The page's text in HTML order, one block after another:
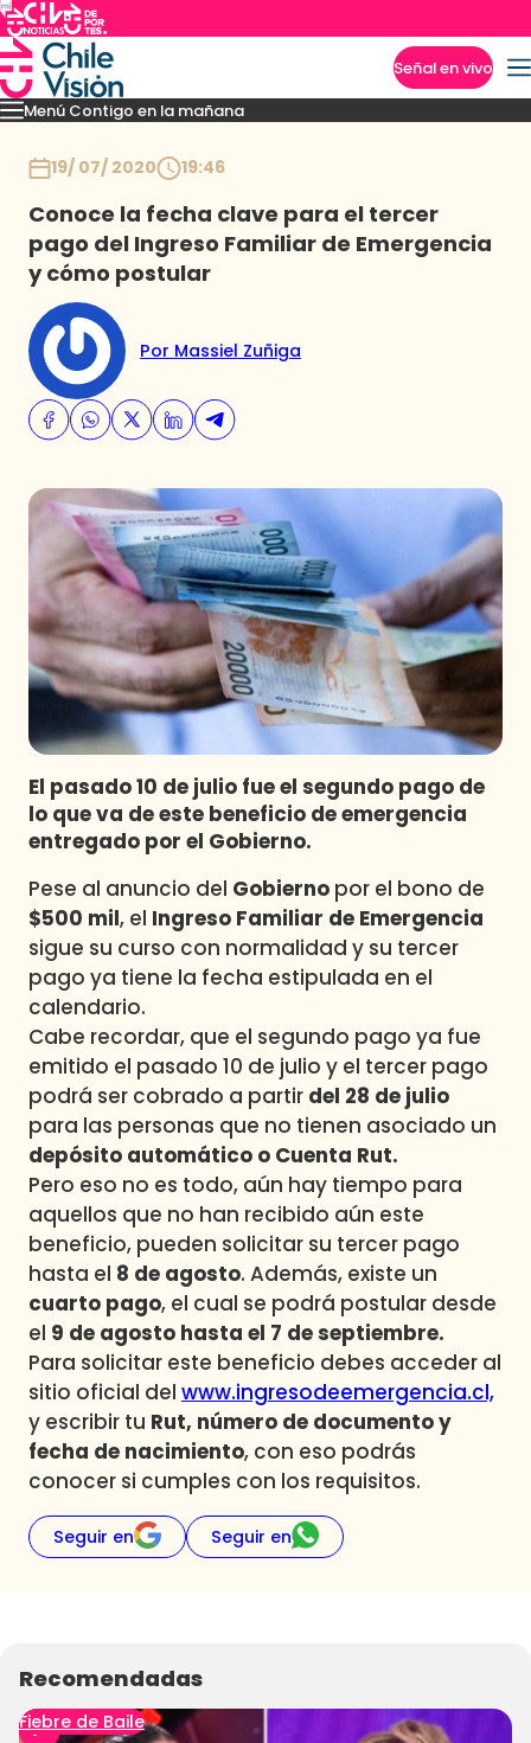
Señal en vivo
Menú Contigo en la mañana
MomentosReportajesDenunciasPolicialPolíticaEspectáculo
19/ 07/ 2020 19:46
Conoce la fecha clave para el tercer
pago del Ingreso Familiar de Emergencia
y cómo postular
Por Massiel Zuñiga
El pasado 10 de julio fue el segundo pago de
lo que va de este beneficio de emergencia
entregado por el Gobierno.
Pese al anuncio del Gobierno por el bono de
$500 mil, el Ingreso Familiar de Emergencia
sigue su curso con normalidad y su tercer
pago ya tiene la fecha estipulada en el
calendario.
Cabe recordar, que el segundo pago ya fue
emitido el pasado 10 de julio y el tercer pago
podrá ser cobrado a partir del 28 de julio
para las personas que no tienen asociado un
depósito automático o Cuenta Rut.
Pero eso no es todo, aún hay tiempo para
aquellos que no han recibido aún este
beneficio, pueden solicitar su tercer pago
hasta el 8 de agosto. Además, existe un
cuarto pago, el cual se podrá postular desde
el 9 de agosto hasta el 7 de septiembre.
Para solicitar este beneficio debes acceder al
sitio oficial del www.ingresodeemergencia.cl,
y escribir tu Rut, número de documento y
fecha de nacimiento, con eso podrás
conocer si cumples con los requisitos.
Seguir en Seguir en
Recomendadas
Fiebre de Baile
Imperdibles
Programas
Club De La Comedia
Contigo en Directo
Plan Perfecto
El Tiempo
Sabingo
Todos Los Programas